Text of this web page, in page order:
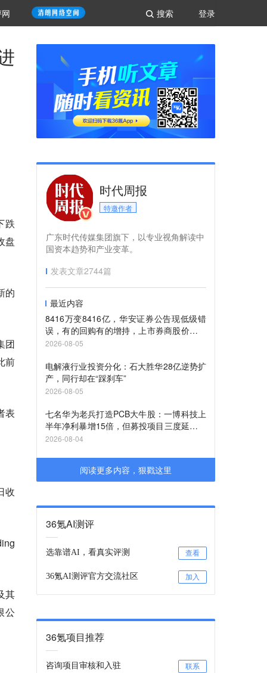
登录
搜索
跌
盘
的
团
前
表
收
其
公
时代周报
特邀作者
广东时代传媒集团旗下，以专业视角解读中
国资本趋势和产业变革。
发表文章2744篇
最近内容
8416万变8416亿，华安证券公告现低级错
误，有的回购有的增持，上市券商股价待重
估
2026-08-05
电解液行业投资分化：石大胜华28亿逆势扩
产，同行却在“踩刹车”
2026-08-05
七名华为老兵打造PCB大牛股：一博科技上
半年净利暴增15倍，但募投项目三度延期，
进度不足六成
2026-08-04
阅读更多内容，狠戳这里
36氪AI测评
选靠谱AI，看真实评测 查看
36氪AI测评官方交流社区 加入
36氪项目推荐
咨询项目审核和入驻 联系